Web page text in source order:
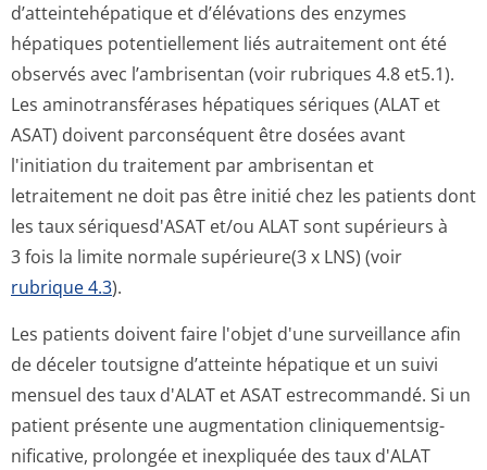
d’atteintehépatique et d’élévations des enzymes
hépatiques potentiellement liés autraitement ont été
observés avec l’ambrisentan (voir rubriques 4.8 et5.1).
Les aminotransférases hépatiques sériques (ALAT et
ASAT) doivent parconséquent être dosées avant
l'initiation du traitement par ambrisentan et
letraitement ne doit pas être initié chez les patients dont
les taux sériquesd'ASAT et/ou ALAT sont supérieurs à
3 fois la limite normale supérieure(3 x LNS) (voir
rubrique 4.3).
Les patients doivent faire l'objet d'une surveillance afin
de déceler toutsigne d’atteinte hépatique et un suivi
mensuel des taux d'ALAT et ASAT estrecommandé. Si un
patient présente une augmentation cliniquementsig­
nificative, prolongée et inexpliquée des taux d'ALAT